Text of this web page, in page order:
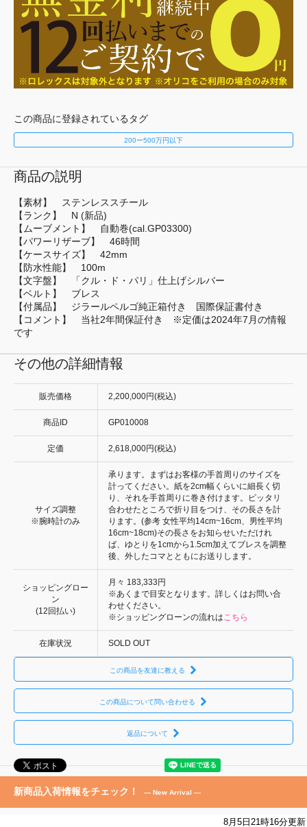
この商品に登録されているタグ
200ー500万円以下
商品の説明
【素材】 ステンレススチール
【ランク】 N (新品)
【ムーブメント】 自動巻(cal.GP03300)
【パワーリザーブ】 46時間
【ケースサイズ】 42mm
【防水性能】 100m
【文字盤】 「クル・ド・パリ」仕上げシルバー
【ベルト】 ブレス
【付属品】 ジラールペルゴ純正箱付き 国際保証書付き
【コメント】 当社2年間保証付き ※定価は2024年7月の情報
です
その他の詳細情報
販売価格 2,200,000円(税込)
商品ID GP010008
定価 2,618,000円(税込)
サイズ調整
※腕時計のみ
承ります。まずはお客様の手首周りのサイズを
計ってください。紙を2cm幅くらいに細長く切
り、それを手首周りに巻き付けます。ピッタリ
合わせたところで折り目をつけ、その長さを計
ります。(参考 女性平均14cm~16cm、男性平均
16cm~18cm)その長さをお知らせいただけれ
ば、ゆとりを1cmから1.5cm加えてブレスを調整
後、外したコマとともにお送りします。
ショッピングロー
ン
(12回払い)
月々 183,333円
※あくまで目安となります。詳しくはお問い合
わせください。
※ショッピングローンの流れはこちら
在庫状況 SOLD OUT
この商品を友達に教える
この商品について問い合わせる
返品について
新商品入荷情報をチェック！ — New Arrival —